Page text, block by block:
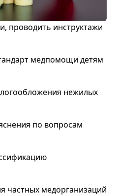
проводить инструктажи
медпомощи детям
нежилых
по вопросам
частных медорганизаций